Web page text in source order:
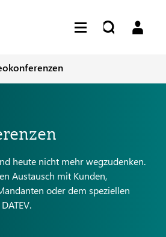
heute nicht mehr wegzudenken.
Austausch mit Kunden,
oder dem speziellen